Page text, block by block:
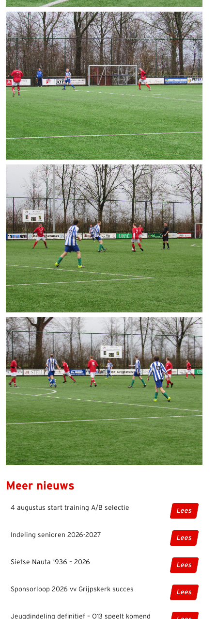
Meer nieuws
4 augustus start training A/B selectie Lees
Indeling senioren 2026-2027 Lees
Sietse Nauta 1936 – 2026 Lees
Sponsorloop 2026 vv Grijpskerk succes Lees
Jeugdindeling definitief – O13 speelt komend